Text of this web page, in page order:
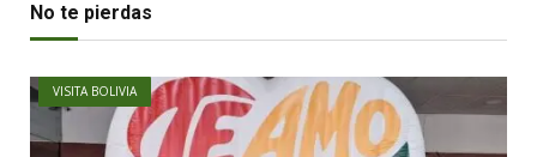
No te pierdas
VISITA BOLIVIA